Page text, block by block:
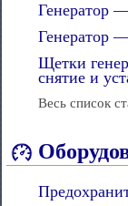
Генератор
Генератор
Щетки
снятие и
Весь список